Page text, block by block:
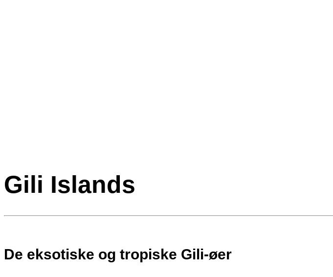
Gili Islands
De eksotiske og tropiske Gili-øer